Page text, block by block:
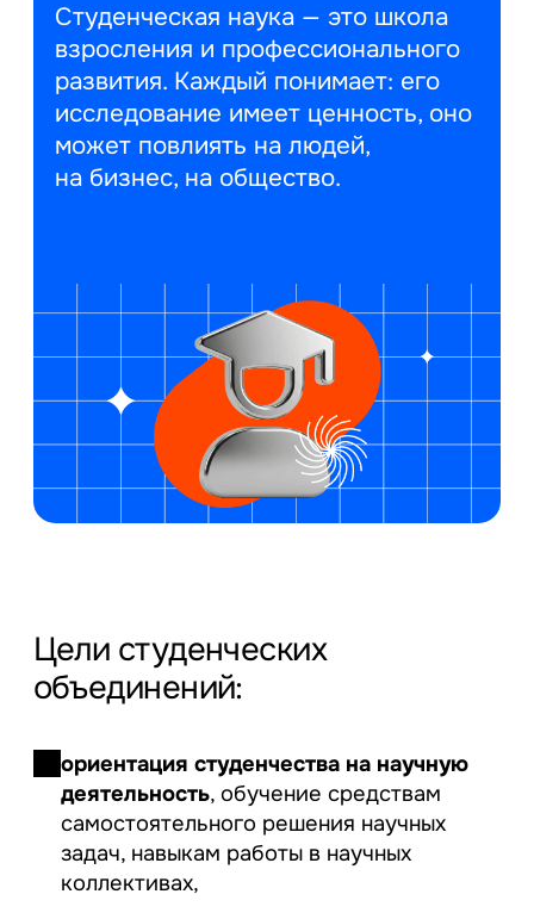
Студенческая наука — это школа
взросления и профессионального
развития. Каждый понимает: его
исследование имеет ценность, оно
может повлиять на людей,
на бизнес, на общество.
Цели студенческих
объединений:
ориентация студенчества на научную
деятельность, обучение средствам
самостоятельного решения научных
задач, навыкам работы в научных
коллективах,